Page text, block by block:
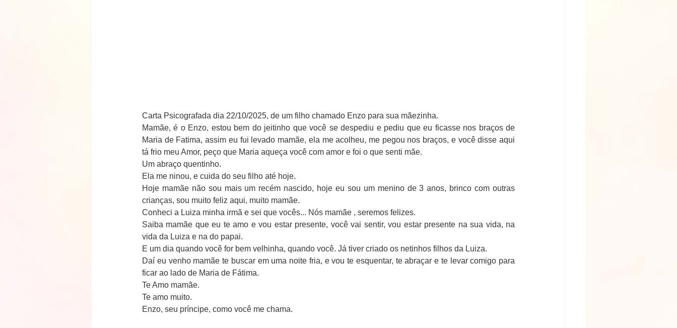
Carta Psicografada dia 22/10/2025, de um filho chamado Enzo para sua mãezinha.
Mamãe, é o Enzo, estou bem do jeitinho que você se despediu e pediu que eu ficasse nos braços de
Maria de Fatima, assim eu fui levado mamãe, ela me acolheu, me pegou nos braços, e você disse aqui
tá frio meu Amor, peço que Maria aqueça você com amor e foi o que senti mãe.
Um abraço quentinho.
Ela me ninou, e cuida do seu filho até hoje.
Hoje mamãe não sou mais um recém nascido, hoje eu sou um menino de 3 anos, brinco com outras
crianças, sou muito feliz aqui, muito mamãe.
Conheci a Luiza minha irmã e sei que vocês... Nós mamãe , seremos felizes.
Saiba mamãe que eu te amo e vou estar presente, você vai sentir, vou estar presente na sua vida, na
vida da Luiza e na do papai.
E um dia quando você for bem velhinha, quando você. Já tiver criado os netinhos filhos da Luiza.
Daí eu venho mamãe te buscar em uma noite fria, e vou te esquentar, te abraçar e te levar comigo para
ficar ao lado de Maria de Fátima.
Te Amo mamãe.
Te amo muito.
Enzo, seu príncipe, como você me chama.